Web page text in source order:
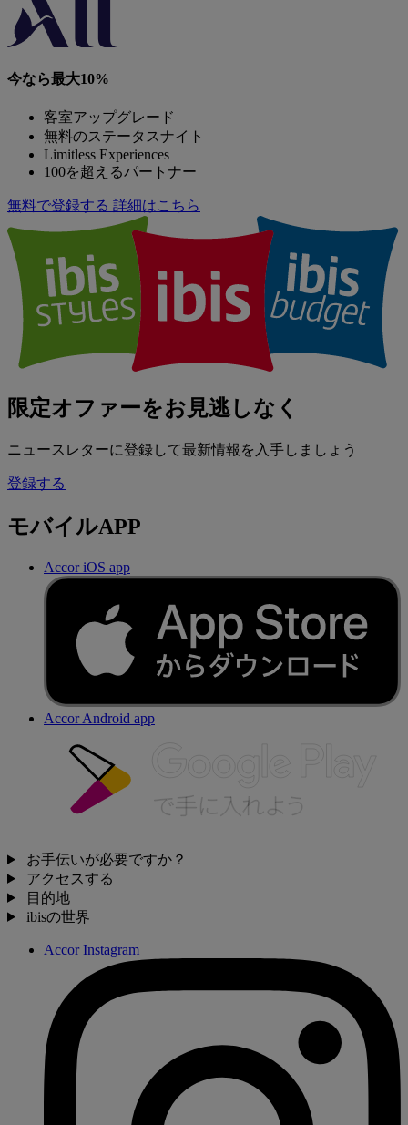
今なら最大10%
客室アップグレード
無料のステータスナイト
Limitless Experiences
100を超えるパートナー
無料で登録する 詳細はこちら
限定オファーをお見逃しなく
ニュースレターに登録して最新情報を入手しましょう
登録する
モバイルAPP
Accor iOS app
Accor Android app
お手伝いが必要ですか？
アクセスする
目的地
ibisの世界
Accor Instagram